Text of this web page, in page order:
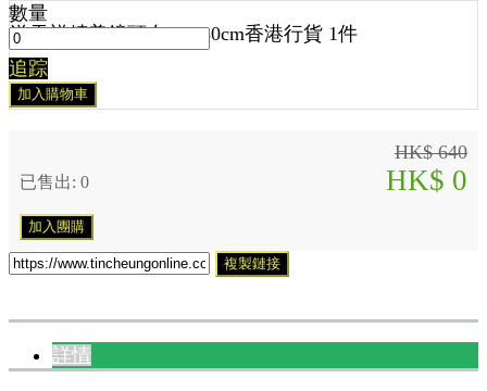
送天祥精美鏡頭布 30x30cm香港行貨 1件
數量
追踪
加入購物車
HK$ 640
已售出: 0 HK$ 0
加入團購
複製鏈接
詳情